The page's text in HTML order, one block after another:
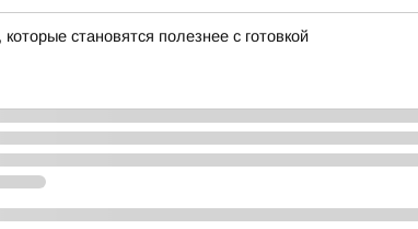
становятся полезнее с готовкой